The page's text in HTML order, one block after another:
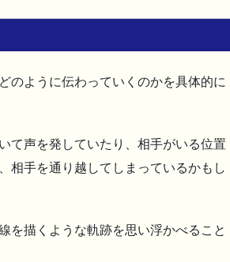
のように伝わっていくのかを具体的に
て声を発していたり、相手がいる位置
相手を通り越してしまっているかもし
を描くような軌跡を思い浮かべること